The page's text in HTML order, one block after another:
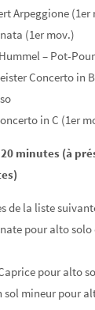
Arpeggione (1er
(1er mov.)
– Pot-
Concerto in
in C (1er
minutes (à
de la liste
pour alto solo
pour alto
sol mineur pour